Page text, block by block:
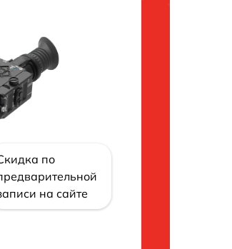
по
на сайте